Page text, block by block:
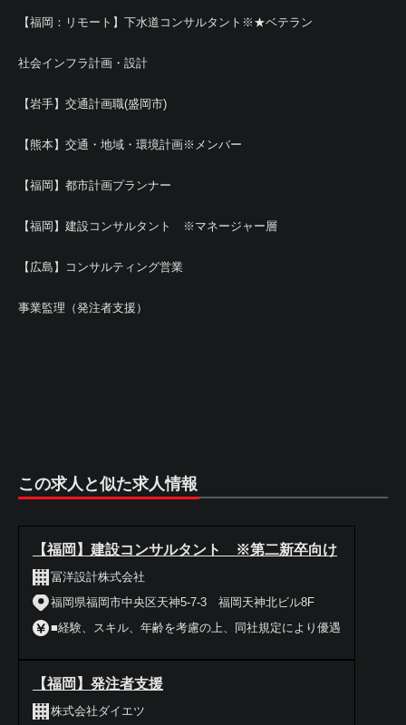
【福岡：リモート】下水道コンサルタント※★ベテラン
社会インフラ計画・設計
【岩手】交通計画職(盛岡市)
【熊本】交通・地域・環境計画※メンバー
【福岡】都市計画プランナー
【福岡】建設コンサルタント ※マネージャー層
【広島】コンサルティング営業
事業監理（発注者支援）
この求人と似た求人情報
【福岡】建設コンサルタント ※第二新卒向け
冨洋設計株式会社
福岡県福岡市中央区天神5-7-3 福岡天神北ビル8F
■経験、スキル、年齢を考慮の上、同社規定により優遇
【福岡】発注者支援
株式会社ダイエツ